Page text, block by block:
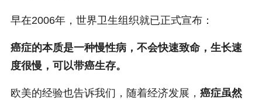
早在2006年，世界卫生组织就已正式宣布：
癌症的本质是一种慢性病，不会快速致命，生长速
度很慢，可以带癌生存。
欧美的经验也告诉我们，随着经济发展， 癌症虽然